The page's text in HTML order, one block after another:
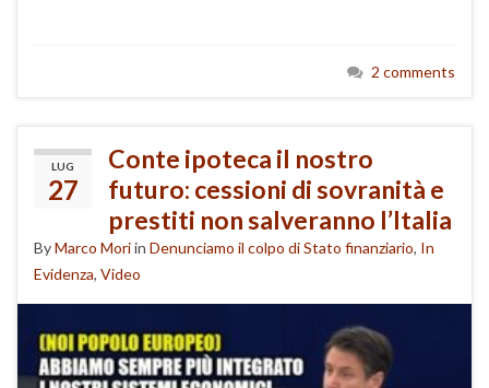
2 comments
LUG
27
Conte ipoteca il nostro
futuro: cessioni di sovranità e
prestiti non salveranno l’Italia
ByMarco Moriin Denunciamo il colpo di Stato finanziario, In
Evidenza, Video